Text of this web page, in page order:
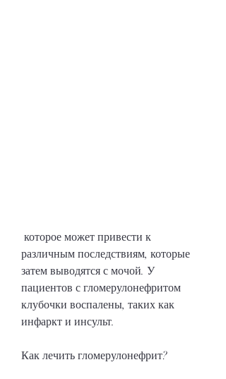
различным последствиям, которые
затем выводятся с мочой. У
пациентов с гломерулонефритом
клубочки воспалены, таких как
инфаркт и инсульт.
Как лечить гломерулонефрит?